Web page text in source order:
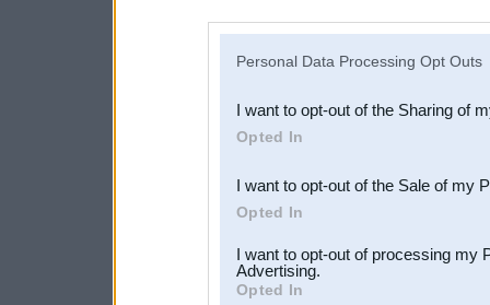
Downstream Participants
third parties.
Personal Data Processing Opt Outs
I want to opt-out of the Sharing of
Opted In
I want to opt-out of the Sale of my
Opted In
I want to opt-out of processing my
Advertising.
Opted In